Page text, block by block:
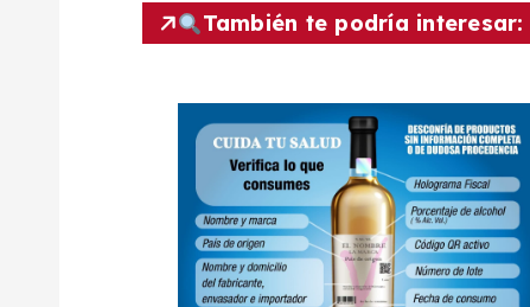
También te podría interesar: